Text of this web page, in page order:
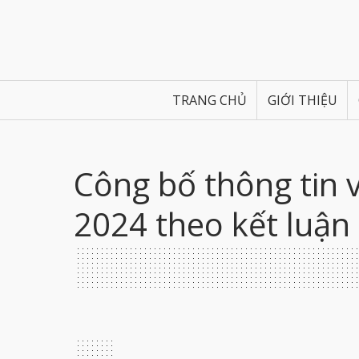
TRANG CHỦ GIỚI THIỆU
Công bố thông tin
2024 theo kết luận